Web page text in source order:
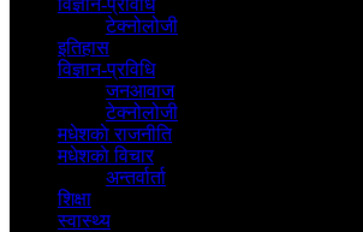
विज्ञान-प्रविधि
टेक्नोलोजी
इतिहास
विज्ञान-प्रविधि
जनआवाज
टेक्नोलोजी
मधेशकाे राजनीति
मधेशकाे विचार
अन्तर्वार्ता
शिक्षा
स्वास्थ्य